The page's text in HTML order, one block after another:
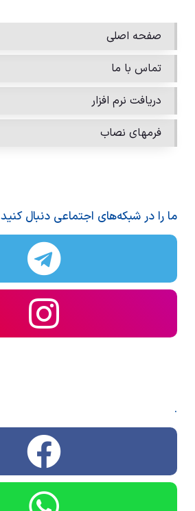
صفحه اصلی
تماس با ما
دریافت نرم افزار
فرمهای نصاب
ما را در شبکه‌های اجتماعی دنبال کنید
.